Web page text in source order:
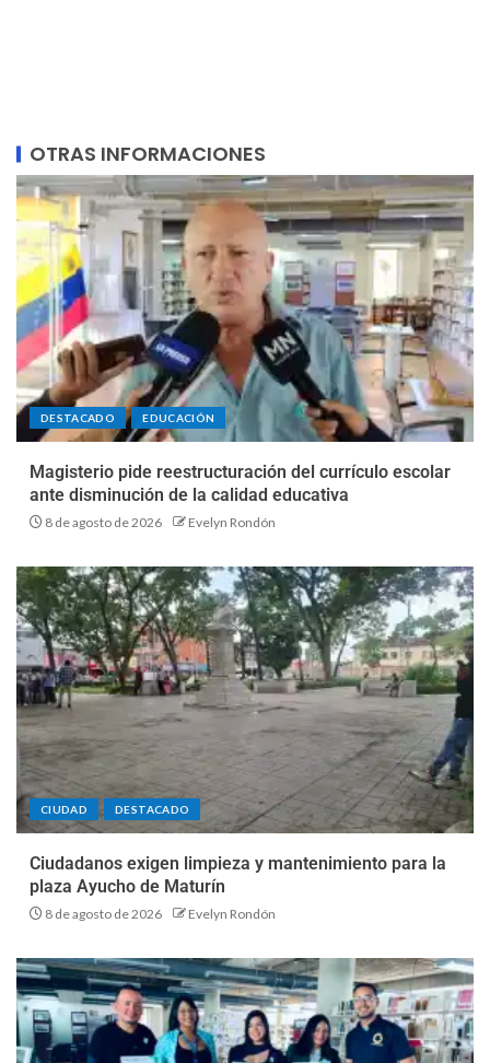
OTRAS INFORMACIONES
DESTACADO EDUCACIÓN
Magisterio pide reestructuración del currículo escolar
ante disminución de la calidad educativa
8 de agosto de 2026 Evelyn Rondón
CIUDAD DESTACADO
Ciudadanos exigen limpieza y mantenimiento para la
plaza Ayucho de Maturín
8 de agosto de 2026 Evelyn Rondón